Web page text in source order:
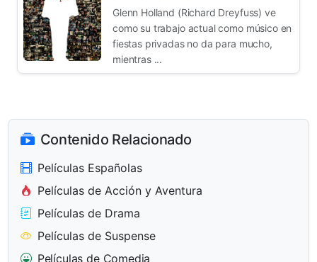
Glenn Holland (Richard Dreyfuss) ve
como su trabajo actual como músico en
fiestas privadas no da para mucho,
mientras ...
Contenido Relacionado
Películas Españolas
Películas de Acción y Aventura
Películas de Drama
Películas de Suspense
Películas de Comedia